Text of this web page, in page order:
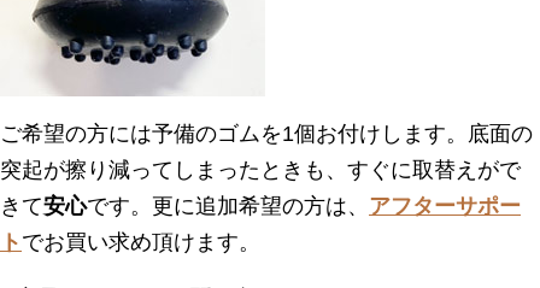
ご希望の方には予備のゴムを1個お付けします。底面の
突起が擦り減ってしまったときも、すぐに取替えがで
きて安心です。更に追加希望の方は、 アフターサポー
ト でお買い求め頂けます。